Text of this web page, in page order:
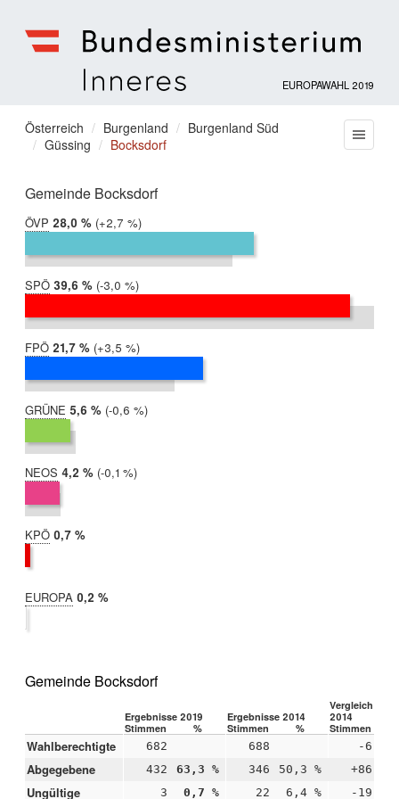
für
Inneres
EUROPAWAHL 2019
Sie
befinden
hier:
Österreich Burgenland
Burgenland Süd
Güssing
Bocksdorf
Gemeinde Bocksdorf
ÖVP 2019:
28,0 %
2014:
25,3 %
Differenz:
+2,7 %
SPÖ 2019:
39,6 %
2014:
42,6 %
Differenz:
-3,0 %
FPÖ 2019:
21,7 %
2014:
18,2 %
Differenz:
+3,5 %
GRÜNE 2019:
5,6 %
2014:
6,2 %
Differenz:
-0,6 %
NEOS 2019:
4,2 %
2014:
4,3 %
Differenz:
-0,1 %
KPÖ 2019:
0,7 %
EUROPA 2019:
0,2 %
Gemeinde Bocksdorf
Ergebnisse 2019 Ergebnisse 2014
Vergleich
2014
Stimmen
% Stimmen % Stimmen
Wahlberechtigte 682 688 -6
Abgegebene 432 63,3 % 346 50,3 % +86
Ungültige 3 0,7 % 22 6,4 % -19